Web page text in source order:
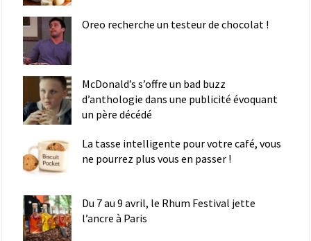
Oreo recherche un testeur de chocolat !
McDonald’s s’offre un bad buzz
d’anthologie dans une publicité évoquant
un père décédé
La tasse intelligente pour votre café, vous
ne pourrez plus vous en passer !
Du 7 au 9 avril, le Rhum Festival jette
l’ancre à Paris